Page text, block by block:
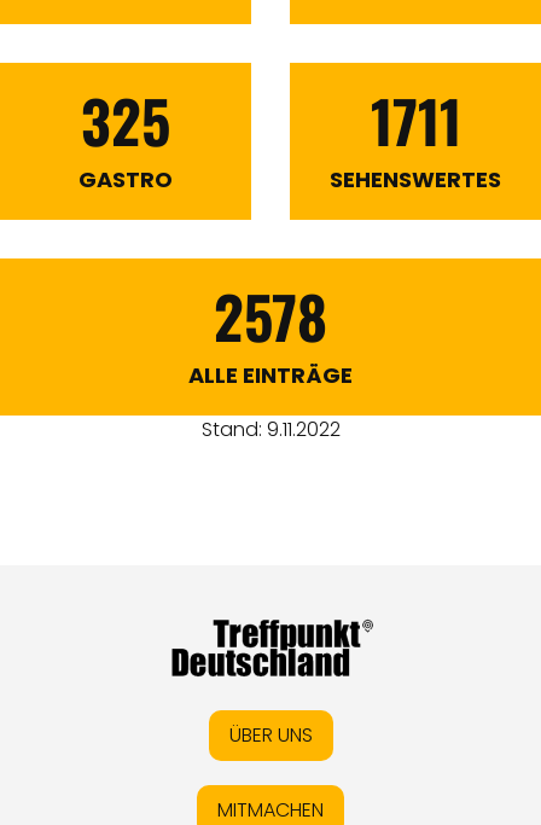
325
GASTRO
1711
SEHENSWERTES
2578
ALLE EINTRÄGE
Stand: 9.11.2022
ÜBER UNS
MITMACHEN